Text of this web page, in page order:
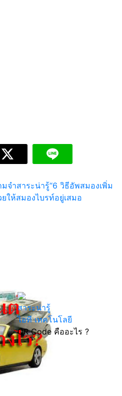
จำสาระน่ารู้“6 วิธีอัพสมองเพิ่ม
ให้สมองไบรท์อยู่เสมอ
สาระน่ารู้
ไอที เทคโนโลยี
QR Code คืออะไร ?